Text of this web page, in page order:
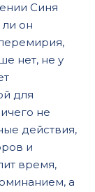
Синя
ли он
нет, не у
для
не
действия,
и
время,
а